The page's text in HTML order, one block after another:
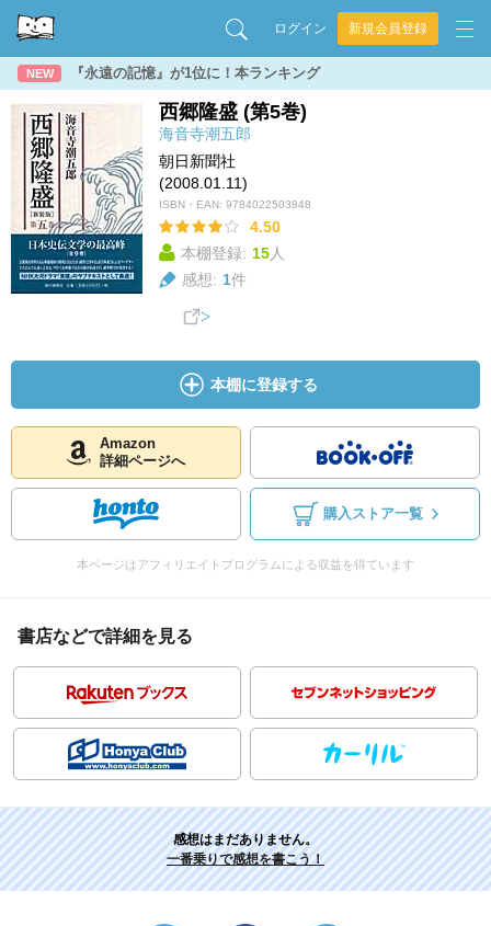
ログイン 新規会員登録
NEW 『永遠の記憶』が1位に！本ランキング
西郷隆盛 (第5巻)
海音寺潮五郎
朝日新聞社
(2008.01.11)
ISBN・EAN: 9784022503848
4.50
本棚登録: 15人
感想: 1件
本棚に登録する
Amazon
詳細ページへ
購入ストア一覧
本ページはアフィリエイトプログラムによる収益を得ています
書店などで詳細を見る
感想はまだありません。
一番乗りで感想を書こう！